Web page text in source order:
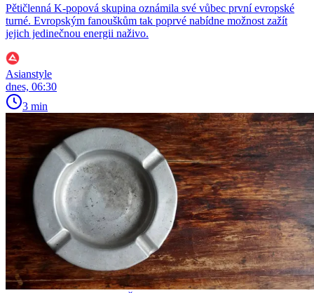
Pětičlenná K-popová skupina oznámila své vůbec první evropské
turné. Evropským fanouškům tak poprvé nabídne možnost zažít
jejich jedinečnou energii naživo.
Asianstyle
dnes, 06:30
3 min